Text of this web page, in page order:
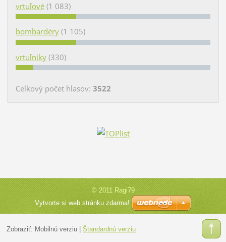
vrtuľové (1 083)
bombardéry (1 105)
vrtuľníky (330)
Celkový počet hlasov: 3522
© 2011 Ragi79
Vytvorte si web stránku zdarma!
Zobraziť: Mobilnú verziu| Štandardnú verziu